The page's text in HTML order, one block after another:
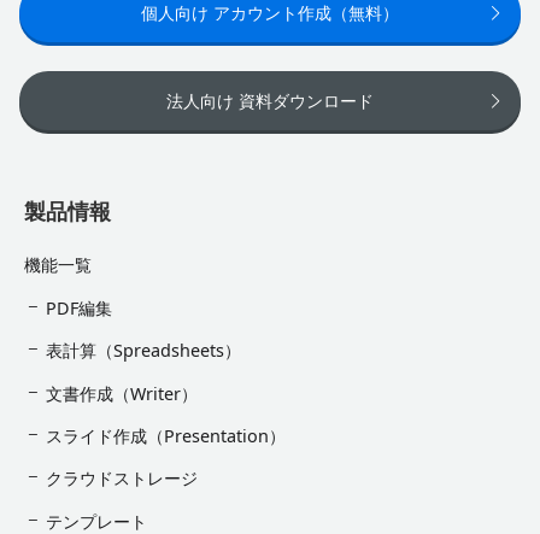
個人向け アカウント作成（無料）
法人向け 資料ダウンロード
製品情報
機能一覧
PDF編集
表計算（Spreadsheets）
文書作成（Writer）
スライド作成（Presentation）
クラウドストレージ
テンプレート